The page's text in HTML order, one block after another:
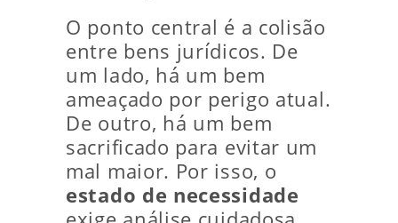
O ponto central é a colisão
entre bens jurídicos. De
um lado, há um bem
ameaçado por perigo atual.
De outro, há um bem
sacrificado para evitar um
mal maior. Por isso, o
estado de necessidade